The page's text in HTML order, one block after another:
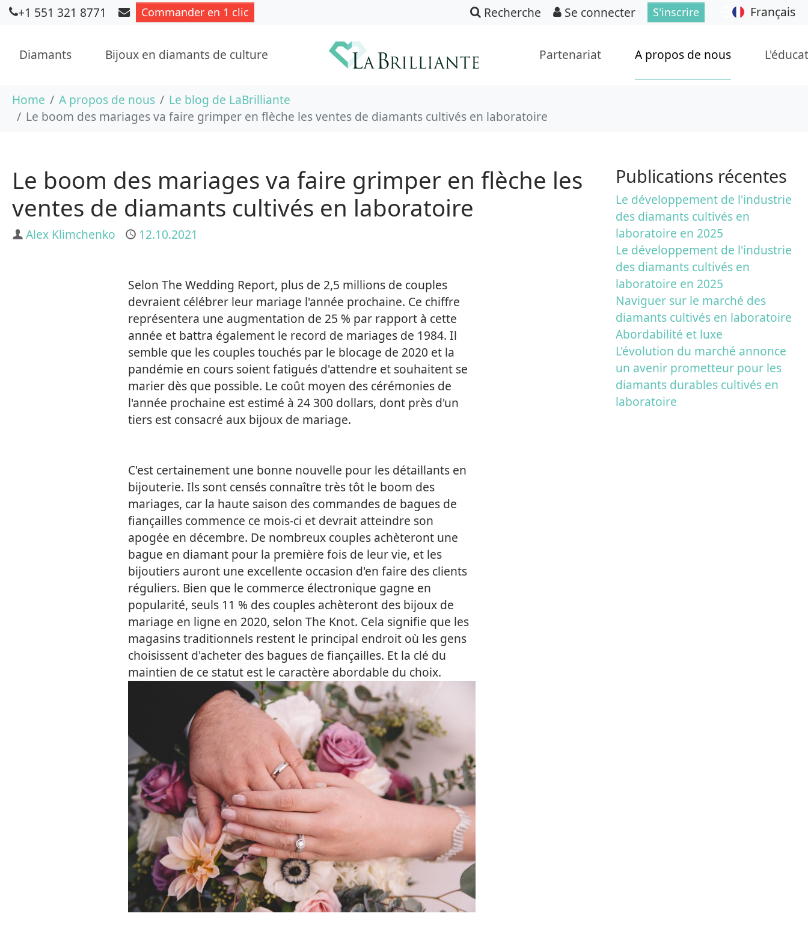
Aller au contenu principal
+1 551 321 8771 Commander en 1 clic Recherche Se connecter S'inscrire Français
Diamants Bijoux en diamants de culture Partenariat A propos de nous
Vous êtes ici :
Home A propos de nous
Le blog de LaBrilliante
Le boom des mariages va faire grimper en flèche les ventes de diamants cultivés en laboratoire
Le boom des mariages va faire grimper en flèche les
ventes de diamants cultivés en laboratoire
Auteur
Alex Klimchenko Publié
12.10.2021
Selon The Wedding Report, plus de 2,5 millions de couples
devraient célébrer leur mariage l'année prochaine. Ce chiffre
représentera une augmentation de 25 % par rapport à cette
année et battra également le record de mariages de 1984. Il
semble que les couples touchés par le blocage de 2020 et la
pandémie en cours soient fatigués d'attendre et souhaitent se
marier dès que possible. Le coût moyen des cérémonies de
l'année prochaine est estimé à 24 300 dollars, dont près d'un
tiers est consacré aux bijoux de mariage.
C'est certainement une bonne nouvelle pour les détaillants en
bijouterie. Ils sont censés connaître très tôt le boom des
mariages, car la haute saison des commandes de bagues de
fiançailles commence ce mois-ci et devrait atteindre son
apogée en décembre. De nombreux couples achèteront une
bague en diamant pour la première fois de leur vie, et les
bijoutiers auront une excellente occasion d'en faire des clients
réguliers. Bien que le commerce électronique gagne en
popularité, seuls 11 % des couples achèteront des bijoux de
mariage en ligne en 2020, selon The Knot. Cela signifie que les
magasins traditionnels restent le principal endroit où les gens
choisissent d'acheter des bagues de fiançailles. Et la clé du
maintien de ce statut est le caractère abordable du choix.
Publications récentes
Le développement de l'industrie
des diamants cultivés en
laboratoire en 2025
Le développement de l'industrie
des diamants cultivés en
laboratoire en 2025
Naviguer sur le marché des
diamants cultivés en laboratoire
Abordabilité et luxe
L'évolution du marché annonce
un avenir prometteur pour les
diamants durables cultivés en
laboratoire